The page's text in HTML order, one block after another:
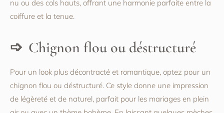
nu ou des cols hauts, offrant une harmonie parfaite entre la
coiffure et la tenue.
Chignon flou ou déstructuré
Pour un look plus décontracté et romantique, optez pour un
chignon flou ou déstructuré. Ce style donne une impression
de légèreté et de naturel, parfait pour les mariages en plein